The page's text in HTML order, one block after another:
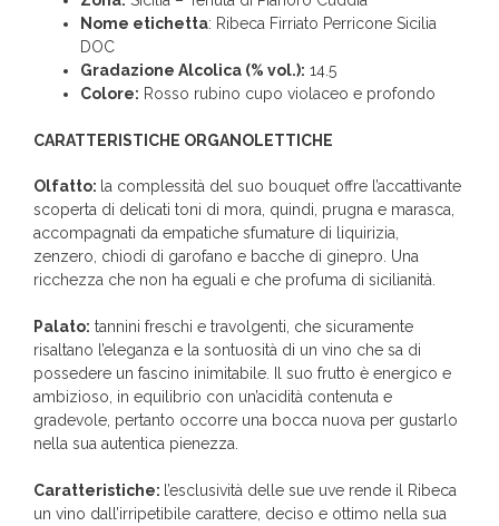
Nome etichetta: Ribeca Firriato Perricone Sicilia
DOC
Gradazione Alcolica (% vol.): 14.5
Colore: Rosso rubino cupo violaceo e profondo
CARATTERISTICHE ORGANOLETTICHE
Olfatto: la complessità del suo bouquet offre l’accattivante
scoperta di delicati toni di mora, quindi, prugna e marasca,
accompagnati da empatiche sfumature di liquirizia,
zenzero, chiodi di garofano e bacche di ginepro. Una
ricchezza che non ha eguali e che profuma di sicilianità.
Palato: tannini freschi e travolgenti, che sicuramente
risaltano l’eleganza e la sontuosità di un vino che sa di
possedere un fascino inimitabile. Il suo frutto è energico e
ambizioso, in equilibrio con un’acidità contenuta e
gradevole, pertanto occorre una bocca nuova per gustarlo
nella sua autentica pienezza.
Caratteristiche: l’esclusività delle sue uve rende il Ribeca
un vino dall’irripetibile carattere, deciso e ottimo nella sua